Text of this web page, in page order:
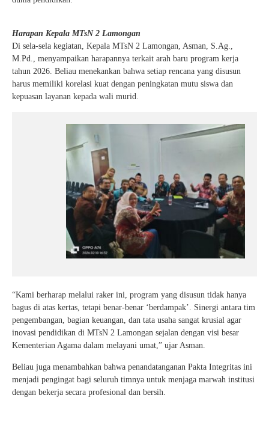
Harapan Kepala MTsN 2 Lamongan
Di sela-sela kegiatan, Kepala MTsN 2 Lamongan, Asman, S.Ag.,
M.Pd., menyampaikan harapannya terkait arah baru program kerja
tahun 2026. Beliau menekankan bahwa setiap rencana yang disusun
harus memiliki korelasi kuat dengan peningkatan mutu siswa dan
kepuasan layanan kepada wali murid.
“Kami berharap melalui raker ini, program yang disusun tidak hanya
bagus di atas kertas, tetapi benar-benar ‘berdampak’. Sinergi antara tim
pengembangan, bagian keuangan, dan tata usaha sangat krusial agar
inovasi pendidikan di MTsN 2 Lamongan sejalan dengan visi besar
Kementerian Agama dalam melayani umat,” ujar Asman.
Beliau juga menambahkan bahwa penandatanganan Pakta Integritas ini
menjadi pengingat bagi seluruh timnya untuk menjaga marwah institusi
dengan bekerja secara profesional dan bersih.